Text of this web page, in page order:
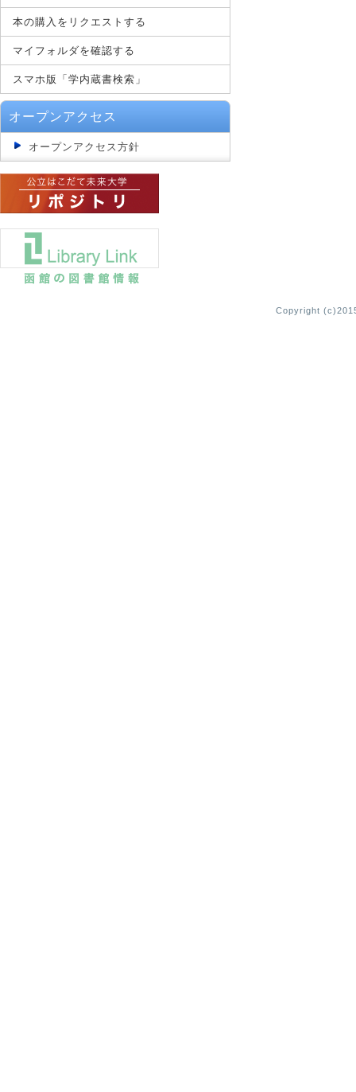
本の購入をリクエストする
マイフォルダを確認する
スマホ版「学内蔵書検索」
オープンアクセス
オープンアクセス方針
Copyright